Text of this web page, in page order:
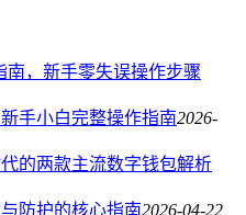
南，新手零失误操作步骤
手小白完整操作指南2026-
的两款主流数字钱包解析
防护的核心指南2026-04-22